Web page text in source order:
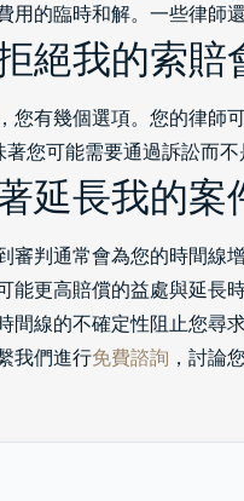
用的臨時和解。一些律師
絕我的索賠
您有幾個選項。您的律師
您可能需要通過訴訟而不
延長我的案
審判通常會為您的時間線
能更高賠償的益處與延長
間線的不確定性阻止您尋
我們進行免費諮詢 ，討論